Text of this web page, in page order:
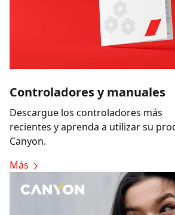
Controladores y manuales
Descargue los controladores más
recientes y aprenda a utilizar su
Canyon.
Más